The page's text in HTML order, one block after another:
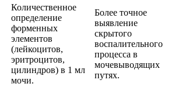
Количественное
определение
форменных
элементов
(лейкоцитов,
эритроцитов,
цилиндров) в 1 мл
мочи.
Более точное
выявление
скрытого
воспалительного
процесса в
мочевыводящих
путях.